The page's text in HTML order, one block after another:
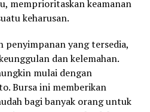
memprioritaskan keamanan
keharusan.
penyimpanan yang tersedia,
dan kelemahan.
mulai dengan
Bursa ini memberikan
bagi banyak orang untuk